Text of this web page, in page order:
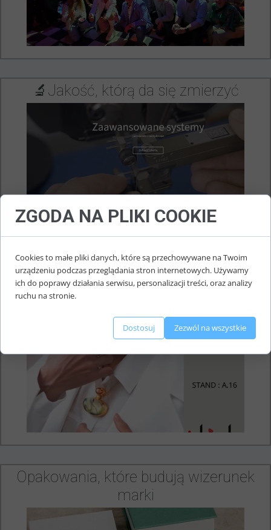
🔬Jakość, którą da się zmierzyć
Naturalny bursztyn w mistrzowskim
wydaniu
Opakowania, które budują wizerunek
marki
ZGODA NA PLIKI COOKIE
Cookies to małe pliki danych, które są przechowywane na Twoim
urządzeniu podczas przeglądania stron internetowych. Używamy
ich do poprawy działania serwisu, personalizacji treści, oraz analizy
ruchu na stronie.
Dostosuj Zezwól na wszystkie